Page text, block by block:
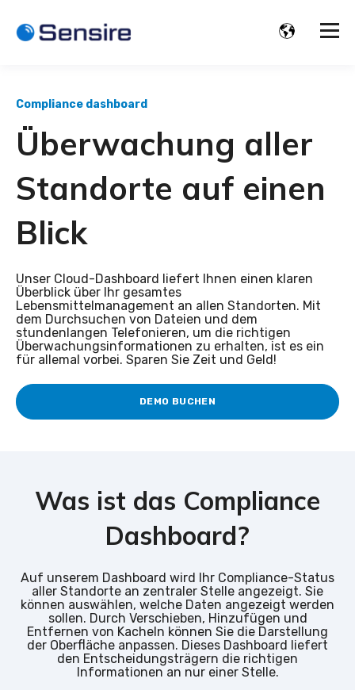
Compliance dashboard
Überwachung aller
Standorte auf einen
Blick
Unser Cloud-Dashboard liefert Ihnen einen klaren
Überblick über Ihr gesamtes
Lebensmittelmanagement an allen Standorten. Mit
dem Durchsuchen von Dateien und dem
stundenlangen Telefonieren, um die richtigen
Überwachungsinformationen zu erhalten, ist es ein
für allemal vorbei. Sparen Sie Zeit und Geld!
DEMO BUCHEN
Was ist das Compliance
Dashboard?
Auf unserem Dashboard wird Ihr Compliance-Status
aller Standorte an zentraler Stelle angezeigt. Sie
können auswählen, welche Daten angezeigt werden
sollen. Durch Verschieben, Hinzufügen und
Entfernen von Kacheln können Sie die Darstellung
der Oberfläche anpassen. Dieses Dashboard liefert
den Entscheidungsträgern die richtigen
Informationen an nur einer Stelle.